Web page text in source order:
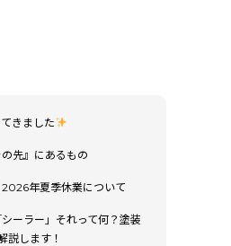
きました
先』にあるもの
2026年夏季休業について
シーラー」それって何？塗装
説します！